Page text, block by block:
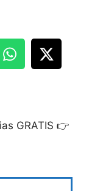
GRATIS 👉